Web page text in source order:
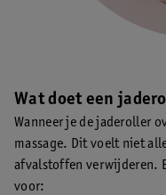
Wat doet een
Wanneer je de jaderoller
massage. Dit voelt niet
afvalstoffen verwijderen.
voor: